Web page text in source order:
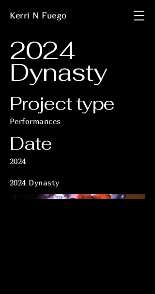
Kerri N Fuego
2024
Dynasty
Project type
Performances
Date
2024
2024 Dynasty